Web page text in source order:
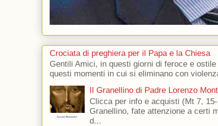
Crociata di preghiera per il Papa e la Chiesa
Gentili Amici, in questi giorni di feroce e
questi momenti in cui si eliminano con
Il Granellino di Padre Lorenzo
Clicca per info e acquisti (Mt 7,
Granellino, fate attenzione a certi
d...